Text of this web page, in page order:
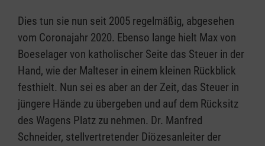
Dies tun sie nun seit 2005 regelmäßig, abgesehen
vom Coronajahr 2020. Ebenso lange hielt Max von
Boeselager von katholischer Seite das Steuer in der
Hand, wie der Malteser in einem kleinen Rückblick
festhielt. Nun sei es aber an der Zeit, das Steuer in
jüngere Hände zu übergeben und auf dem Rücksitz
des Wagens Platz zu nehmen. Dr. Manfred
Schneider, stellvertretender Diözesanleiter der